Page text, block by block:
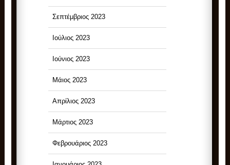
Σεπτέμβριος 2023
Ιούλιος 2023
Ιούνιος 2023
Μάιος 2023
Απρίλιος 2023
Μάρτιος 2023
Φεβρουάριος 2023